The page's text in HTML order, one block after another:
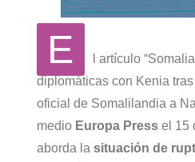
E
l artículo
diplomáticas con Kenia
oficial de Somalilandia a
medio Europa Pressel 15
aborda la situación de